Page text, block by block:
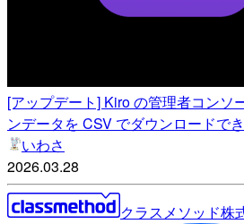
[アップデート] Kiro の管理者コンソ
ンデータを CSV でダウンロードで
いわさ
2026.03.28
クラスメソッド株